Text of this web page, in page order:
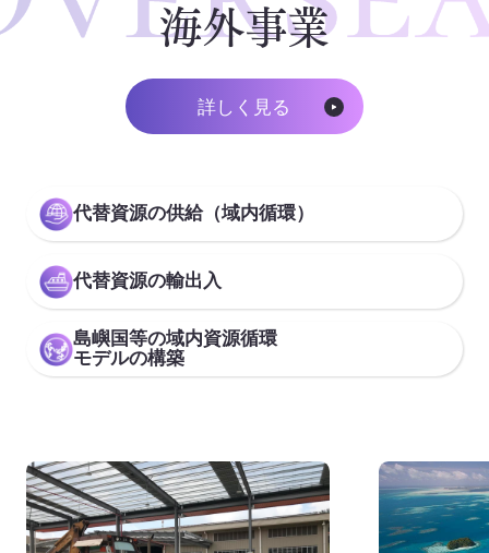
海外事業
詳しく見る
代替資源の供給（域内循環）
代替資源の輸出入
島嶼国等の域内資源循環
モデルの構築